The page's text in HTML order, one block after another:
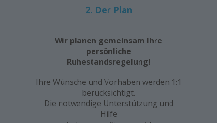
2. Der Plan
Wir planen gemeinsam Ihre
persönliche
Ruhestandsregelung!
Ihre Wünsche und Vorhaben werden 1:1
berücksichtigt.
Die notwendige Unterstützung und
Hilfe